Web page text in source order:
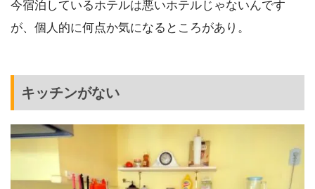
今宿泊しているホテルは悪いホテルじゃないんです
が、個人的に何点か気になるところがあり。
キッチンがない